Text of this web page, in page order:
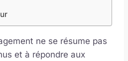
ne se résume pas
et à répondre aux